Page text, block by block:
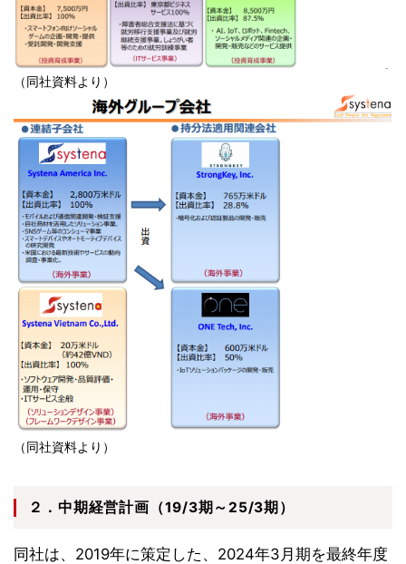
（同社資料より）
（同社資料より）
２．中期経営計画（19/3期～25/3期）
同社は、2019年に策定した、2024年3月期を最終年度